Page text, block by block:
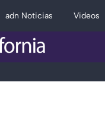
adn Noticias Videos